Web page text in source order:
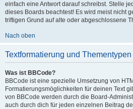
einfach eine Antwort darauf schreibst. Stelle
dieses Boards beachtest! Es wird meist nicht
triftigen Grund auf alte oder abgeschlossene
Nach oben
Textformatierung und Thementypen
Was ist BBCode?
BBCode ist eine spezielle Umsetzung von
Formatierungsmöglichkeiten für deinen Text
von BBCode werden durch die Board-
auch durch dich für jeden einzelnen Beitrag